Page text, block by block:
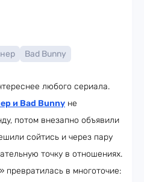
Bad Bunny
любого сериала.
и Bad Bunny не
потом внезапно объявили
сойтись и через пару
точку в отношениях.
превратилась в многоточие: